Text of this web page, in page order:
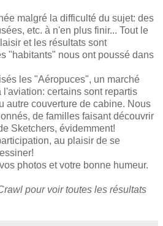
malgré la difficulté du sujet: des
etc. à n'en plus finir... Tout le
et les résultats sont
"habitants" nous ont poussé dans
les "Aéropuces", un marché
certains sont repartis
autre couverture de cabine. Nous
de familles faisant découvrir
Sketchers, évidemment!
au plaisir de se
photos et votre bonne humeur.
pour voir toutes les résultats